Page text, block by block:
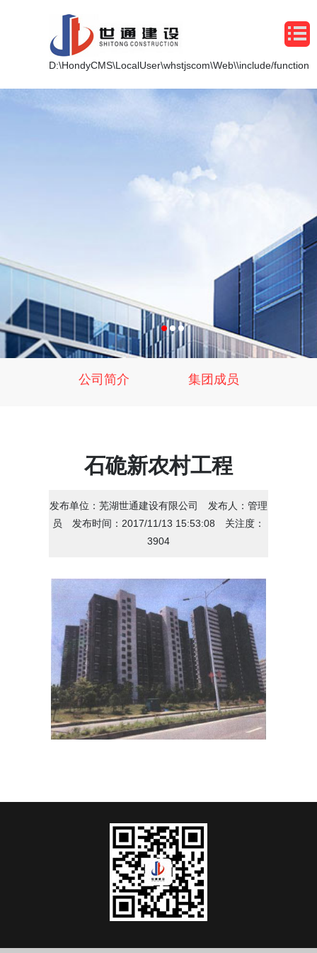
D:\HondyCMS\LocalUser\whstjscom\Web\\include/function
公司简介 集团成员
石硊新农村工程
发布单位： 芜湖世通建设有限公司 发布人： 管理
员
发布时间： 2017/11/13 15:53:08
关注度：
3904